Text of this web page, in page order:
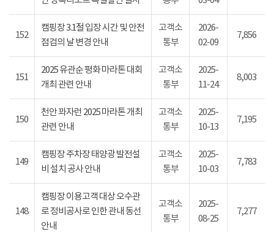
152
캠핑장 3.1절 입장 시간 및 안전
점검의 날 변경 안내
고객소
통부
2026-
02-09
7,856
151
2025 유관순 평화 마라톤 대회
개최 관련 안내
고객소
통부
2025-
11-24
8,003
150
천안 꽈자런 2025 마라톤 개최
관련 안내
고객소
통부
2025-
10-13
7,195
149
캠핑장 주차장 태양광 발전설
비 설치 공사 안내
고객소
통부
2025-
10-03
7,783
148
캠핑장 이용고객 대상 오수관
로 정비공사로 인한 관내 동선
안내
고객소
통부
2025-
08-25
7,277